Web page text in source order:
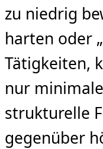
zu niedrig
harten oder
Tätigkeiten,
nur
strukturelle
gegenüber